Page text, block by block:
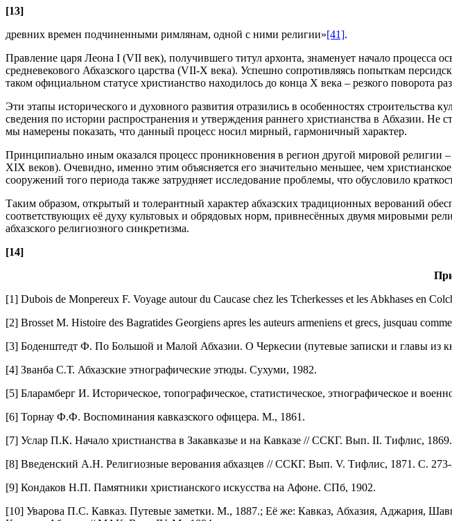
[13]
древних времен подчиненными римлянам, одной с ними религии»[41].
Правление царя Леона I (VII век), получившего титул архонта, знаменует начало процесса
средневекового Абхазского царства (VII-X века). Успешно сопротивляясь попыткам
таком официальном статусе христианство находилось до конца X века – резкого поворота
Эти этапы исторического и духовного развития отразились в особенностях
сведения по истории распространения и утверждения раннего христианства в Абхазии.
мы намерены показать, что данный процесс носил мирный, гармоничный характер.
Принципиально иным оказался процесс проникновения в регион другой мировой религии
XIX веков). Очевидно, именно этим объясняется его значительно меньшее, чем
сооружений того периода также затрудняет исследование проблемы, что обусловило
Таким образом, открытый и толерантный характер абхазских традиционных верований
соответствующих её духу культовых и обрядовых норм, привнесённых двумя мировыми
абхазского религиозного синкретизма.
[14]
[1] Dubois de Моnрereux F. Voyage autour du Caucase chez les Tcherkesses et les Abkhases en
[2] Brosset M. Histoire des Bagratides Georgiens apres les auteurs armeniens et grecs, jusquau
[3] Боденштедт Ф. По Большой и Малой Абхазии. О Черкесии (путевые записки и главы из
[4] Званба С.Т. Абхазские этнографические этюды. Сухуми, 1982.
[5] Бларамберг И. Историческое, топографическое, статистическое, этнографическое и
[6] Торнау Ф.Ф. Воспоминания кавказского офицера. М., 1861.
[7] Услар П.К. Начало христианства в Закавказье и на Кавказе // ССКГ. Вып. II. Тифлис,
[8] Введенский А.Н. Религиозные верования абхазцев // ССКГ. Вып. V. Тифлис, 1871. С. 273-
[9] Кондаков Н.П. Памятники христианского искусства на Афоне. СПб, 1902.
[10] Уварова П.С. Кавказ. Путевые заметки. М., 1887.; Её же: Кавказ, Абхазия, Аджария,